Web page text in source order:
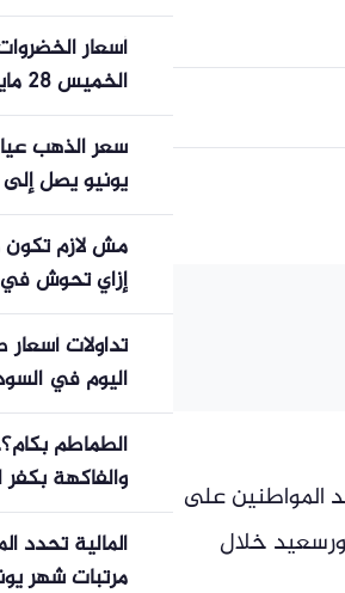
المواطنين على
خلال
أسعار
المنوفية
يونيو يصل إلى 3990 جنيهًا
مش لازم
بس
تداولات
اليوم في
الطماطم
مايو 2026
المالية تحدد